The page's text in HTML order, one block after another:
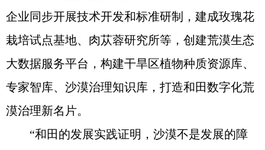
企业同步开展技术开发和标准研制，建成玫瑰花
栽培试点基地、肉苁蓉研究所等，创建荒漠生态
大数据服务平台，构建干旱区植物种质资源库、
专家智库、沙漠治理知识库，打造和田数字化荒
漠治理新名片。
“和田的发展实践证明，沙漠不是发展的障